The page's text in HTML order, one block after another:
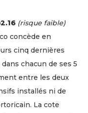
(risque faible)
concède en
cinq dernières
chacun de ses 5
entre les deux
installés ni de
La cote